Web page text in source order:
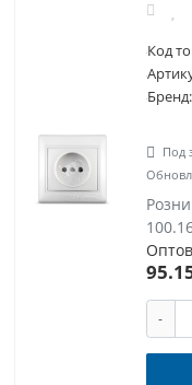
Код
Бренд:
Под
-